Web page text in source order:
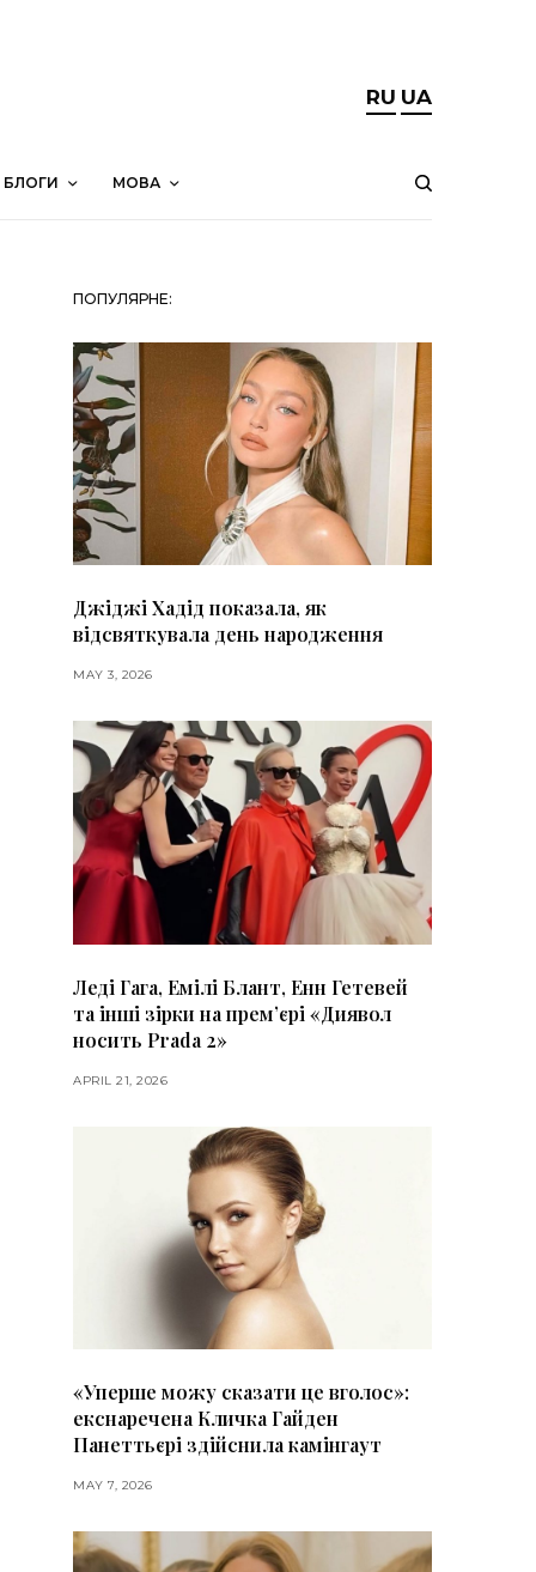
RU UA
БЛОГИ МОВА
ПОПУЛЯРНЕ:
Джіджі Хадід показала, як
відсвяткувала день народження
MAY 3, 2026
Леді Гага, Емілі Блант, Енн Гетевей
та інші зірки на премʼєрі «Диявол
носить Prada 2»
APRIL 21, 2026
«Уперше можу сказати це вголос»:
екснаречена Кличка Гайден
Панеттьєрі здійснила камінгаут
MAY 7, 2026